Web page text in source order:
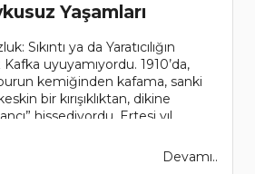
Yaşamları
Sıkıntı ya da Yaratıcılığın
uyuyamıyordu. 1910’da,
kemiğinden kafama, sanki
bir kırışıklıktan, dikine
hissediyordu. Ertesi yıl,
Devamı..